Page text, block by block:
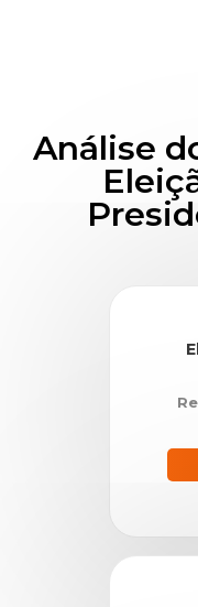
Análise